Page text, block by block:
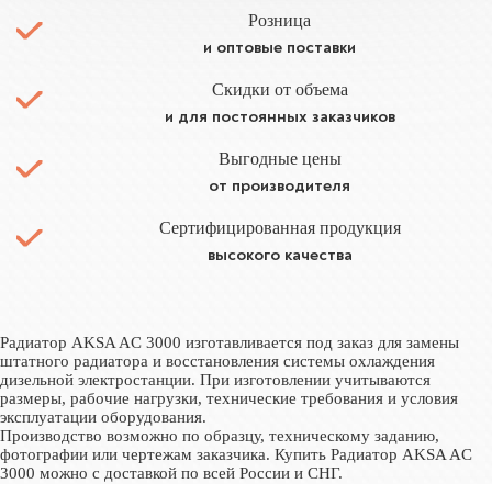
Розница
и оптовые поставки
Скидки от объема
и для постоянных заказчиков
Выгодные цены
от производителя
Сертифицированная продукция
высокого качества
Радиатор AKSA AC 3000 изготавливается под заказ для замены
штатного радиатора и восстановления системы охлаждения
дизельной электростанции. При изготовлении учитываются
размеры, рабочие нагрузки, технические требования и условия
эксплуатации оборудования.
Производство возможно по образцу, техническому заданию,
фотографии или чертежам заказчика. Купить Радиатор AKSA AC
3000 можно с доставкой по всей России и СНГ.